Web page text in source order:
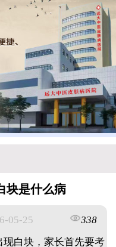
块是什么病
05-25
338
现白块，家长首先要考